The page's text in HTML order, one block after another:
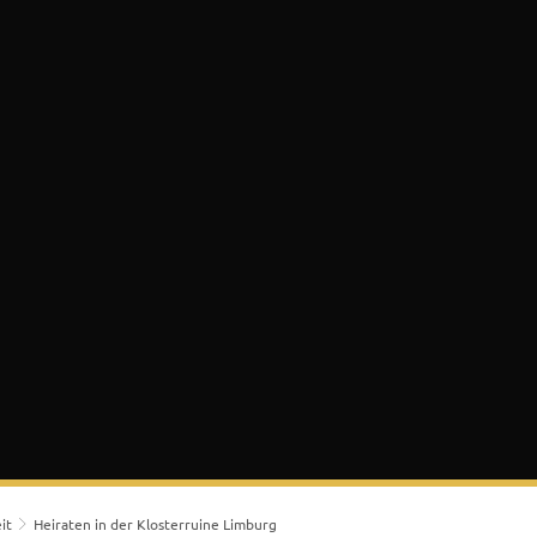
Heiraten in der Klosterruine Limburg